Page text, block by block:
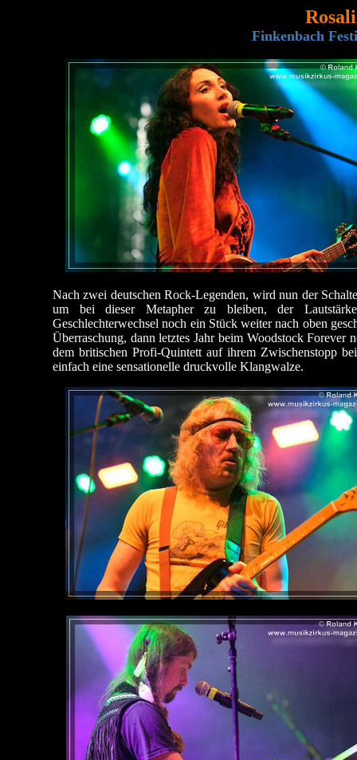
Finkenbach
Nach zwei deutschen Rock-Legenden, wird nun der
um bei dieser Metapher zu bleiben, der
Geschlechterwechsel noch ein Stück weiter nach oben
Überraschung, dann letztes Jahr beim Woodstock
dem britischen Profi-Quintett auf ihrem Zwischenstopp
einfach eine sensationelle druckvolle Klangwalze.